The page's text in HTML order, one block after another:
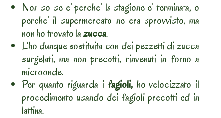
Non so se e’ perche’ la stagione e’ terminata, o
perche’ il supermercato ne era sprovvisto, ma
non ho trovato lazucca.
L’ho dunque sostituita con dei pezzetti di zucca
surgelati, ma non precotti, rinvenuti in forno a
microonde.
Per quanto riguarda i fagioli,ho velocizzato il
procedimento usando dei fagioli precotti ed in
lattina.